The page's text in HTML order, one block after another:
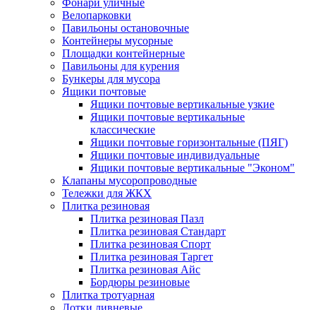
Фонари уличные
Велопарковки
Павильоны остановочные
Контейнеры мусорные
Площадки контейнерные
Павильоны для курения
Бункеры для мусора
Ящики почтовые
Ящики почтовые вертикальные узкие
Ящики почтовые вертикальные
классические
Ящики почтовые горизонтальные (ПЯГ)
Ящики почтовые индивидуальные
Ящики почтовые вертикальные "Эконом"
Клапаны мусоропроводные
Тележки для ЖКХ
Плитка резиновая
Плитка резиновая Пазл
Плитка резиновая Стандарт
Плитка резиновая Спорт
Плитка резиновая Таргет
Плитка резиновая Айс
Бордюры резиновые
Плитка тротуарная
Лотки ливневые